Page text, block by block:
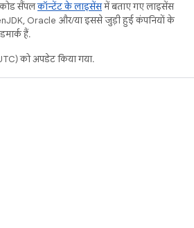
सैंपलकॉन्टेंट के लाइसेंसमें बताए गए लाइसेंस
Oracle और/या इससे जुड़ी हुई कंपनियों के
हैं.
को अपडेट किया गया.